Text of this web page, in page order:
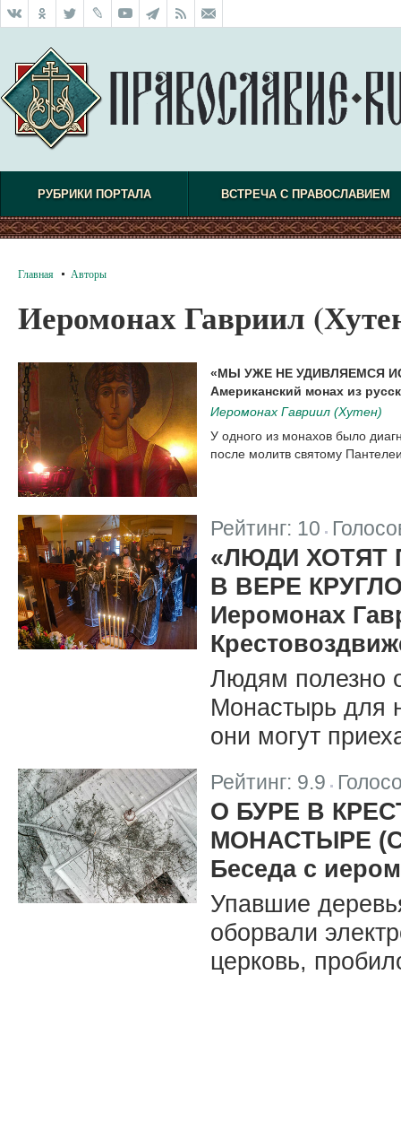
РУБРИКИ ПОРТАЛА ВСТРЕЧА С ПРАВОСЛАВИЕМ
Главная Авторы
Иеромонах Гавриил
«МЫ УЖЕ НЕ УДИВЛЯЕМСЯ
Американский монах из
Иеромонах Гавриил (Хутен)
У одного из монахов было
после молитв святому
Рейтинг: 10
«ЛЮДИ ХОТЯТ
В ВЕРЕ
Иеромонах
Людям полезно
Монастырь для
они могут
Рейтинг: 9.9
О БУРЕ В
МОНАСТЫРЕ
Беседа с
Упавшие
оборвали
церковь,